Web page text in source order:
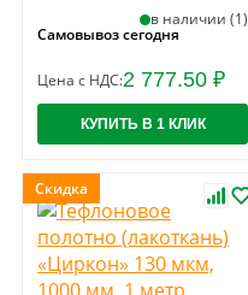
в наличии (1)
Самовывоз сегодня
Цена с НДС:2 777.50 ₽
КУПИТЬ В 1 КЛИК